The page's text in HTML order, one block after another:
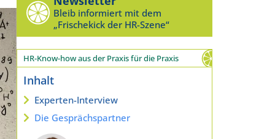
Bleib informiert mit dem
„Frischekick der HR-Szene“
HR-Know-how aus der Praxis für die Praxis
Inhalt
Experten-Interview
Die Gesprächspartner